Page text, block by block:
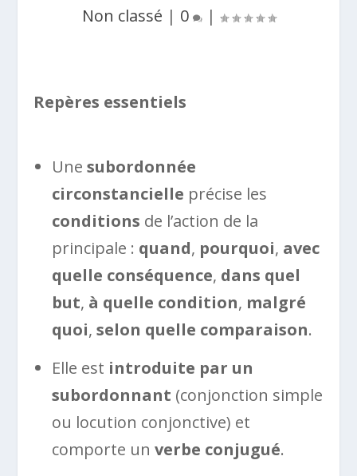
Non classé | 0 |
Repères essentiels
Unesubordonnée
circonstancielle précise les
conditions de l’action de la
principale : quand, pourquoi, avec
quelle conséquence, dans quel
but, à quelle condition, malgré
quoi,selon quelle comparaison.
Elle est introduite par un
subordonnant (conjonction simple
ou locution conjonctive) et
comporte unverbe conjugué.